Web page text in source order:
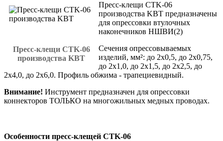
Пресс-клещи CTK-06
производства KBT
Пресс-клещи CTK-06
производства KBT предназначены
для опрессовки втулочных
наконечников НШВИ(2)
Cечения опрессовываемых
изделий, мм²: до 2x0,5, до 2x0,75,
до 2x1,0, до 2x1,5, до 2x2,5, до
2x4,0, до 2x6,0. Профиль обжима - трапециевидный.
Внимание! Инструмент предназначен для опрессовки
коннекторов ТОЛЬКО на многожильных медных проводах.
Особенности пресс-клещей CTK-06